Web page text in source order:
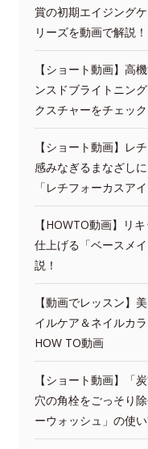
賞の初期エイジング
リーズを動画で解説！
【ショート動画】高
ンスドブライトニン
クスチャーをチェック
【ショート動画】レ
感みなぎるまなざし
「レチフォーカスア
【HOWTO動画】リ
仕上げる「ベースメ
説！
【動画でレッスン】
イルケア＆ネイルカ
HOW TO動画
【ショート動画】「
穴の角栓をごっそり
ーウォッシュ」の使